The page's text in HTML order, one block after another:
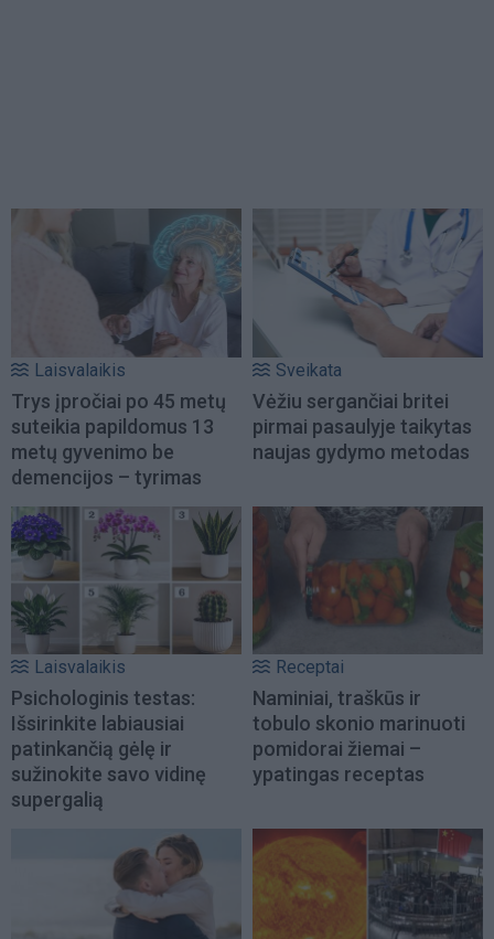
Laisvalaikis
Trys įpročiai po 45 metų
suteikia papildomus 13
metų gyvenimo be
demencijos – tyrimas
Sveikata
Vėžiu sergančiai britei
pirmai pasaulyje taikytas
naujas gydymo metodas
Laisvalaikis
Psichologinis testas:
Išsirinkite labiausiai
patinkančią gėlę ir
sužinokite savo vidinę
supergalią
Receptai
Naminiai, traškūs ir
tobulo skonio marinuoti
pomidorai žiemai –
ypatingas receptas